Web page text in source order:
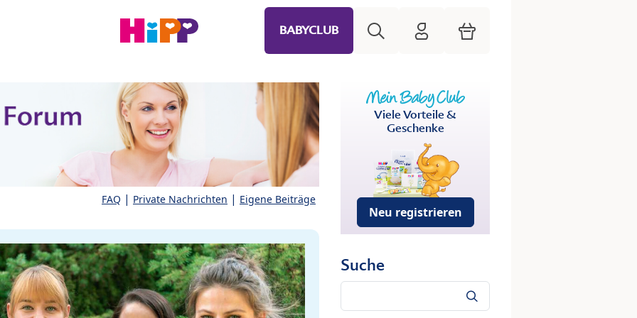
BABYCLUB HiPP Mein Babyclub
Warenkorb
FAQ | Private Nachrichten | Eigene Beiträge
Viele Vorteile &
Geschenke
Neu registrieren
Suche